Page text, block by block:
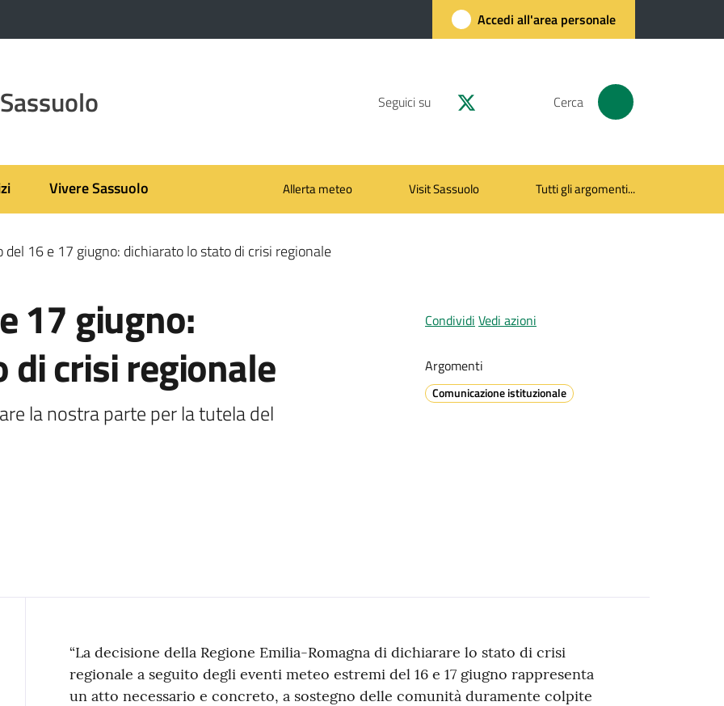
Accedi all'area personale
Seguici su Cerca
Vivere Sassuolo Allerta meteo Visit Sassuolo Tutti gli argomenti...
del 16 e 17 giugno: dichiarato lo stato di crisi regionale
17 giugno:
crisi regionale
la nostra parte per la tutela del
Condividi Vedi azioni
Argomenti
Comunicazione istituzionale
Contenuto
“La decisione della Regione Emilia-Romagna di dichiarare lo stato di crisi
regionale a seguito degli eventi meteo estremi del 16 e 17 giugno rappresenta
un atto necessario e concreto, a sostegno delle comunità duramente colpite